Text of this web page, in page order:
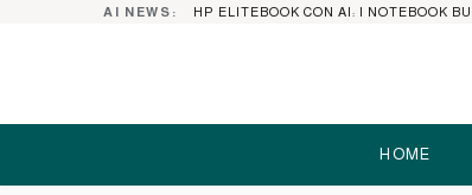
AI NEWS:
HOME